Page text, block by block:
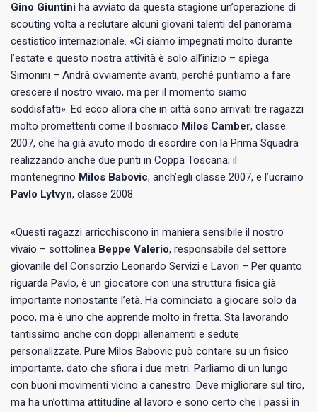
Gino Giuntini ha avviato da questa stagione un’operazione di
scouting volta a reclutare alcuni giovani talenti del panorama
cestistico internazionale. «Ci siamo impegnati molto durante
l’estate e questo nostra attività è solo all’inizio – spiega
Simonini – Andrà ovviamente avanti, perché puntiamo a fare
crescere il nostro vivaio, ma per il momento siamo
soddisfatti». Ed ecco allora che in città sono arrivati tre ragazzi
molto promettenti come il bosniaco Milos Camber, classe
2007, che ha già avuto modo di esordire con la Prima Squadra
realizzando anche due punti in Coppa Toscana; il
montenegrino Milos Babovic, anch’egli classe 2007, e l’ucraino
Pavlo Lytvyn, classe 2008.
«Questi ragazzi arricchiscono in maniera sensibile il nostro
vivaio – sottolinea Beppe Valerio, responsabile del settore
giovanile del Consorzio Leonardo Servizi e Lavori – Per quanto
riguarda Pavlo, è un giocatore con una struttura fisica già
importante nonostante l’età. Ha cominciato a giocare solo da
poco, ma è uno che apprende molto in fretta. Sta lavorando
tantissimo anche con doppi allenamenti e sedute
personalizzate. Pure Milos Babovic può contare su un fisico
importante, dato che sfiora i due metri. Parliamo di un lungo
con buoni movimenti vicino a canestro. Deve migliorare sul tiro,
ma ha un’ottima attitudine al lavoro e sono certo che i passi in